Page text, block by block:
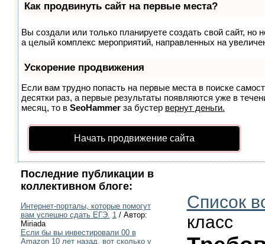
Как продвинуть сайт на первые места?
Вы создали или только планируете создать свой сайт, но
а целый комплекс мероприятий, направленных на
Ускорение продвижения
Если вам трудно попасть на первые места в поиске
десятки раз, а первые результаты появляются уже в
месяц, то в SeoHammer за бустер вернут деньги.
Начать продвижение сайта
Последние публикации в
коллективном блоге:
Интернет-порталы, которые помогут
вам успешно сдать ЕГЭ. 1/ Автор:
Miriada
Если бы вы инвестировали 00 в
Amazon 10 лет назад, вот сколько у
Список
класс